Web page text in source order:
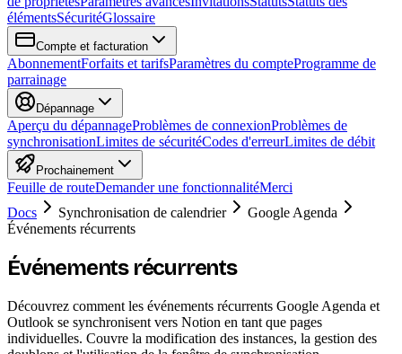
élémentsSécuritéGlossaire
Compte et facturation
AbonnementForfaits et tarifsParamètres du compteProgramme de
parrainage
Dépannage
Aperçu du dépannageProblèmes de connexionProblèmes de
synchronisationLimites de sécuritéCodes d'erreurLimites de débit
Prochainement
Feuille de routeDemander une fonctionnalitéMerci
Docs
Synchronisation de calendrier
Google Agenda
Événements récurrents
Événements récurrents
Découvrez comment les événements récurrents Google Agenda et
Outlook se synchronisent vers Notion en tant que pages
individuelles. Couvre la modification des instances, la gestion des